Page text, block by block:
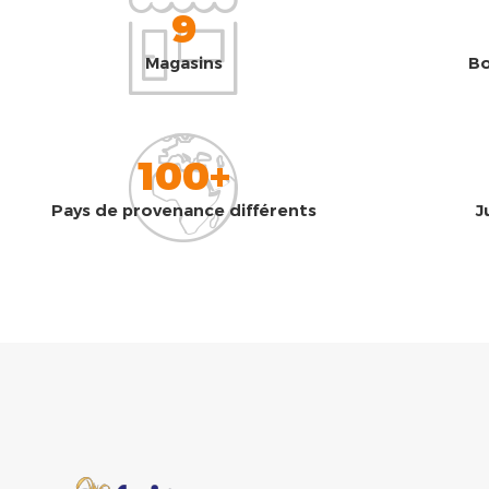
9
Magasins
100+
Pays de provenance différents